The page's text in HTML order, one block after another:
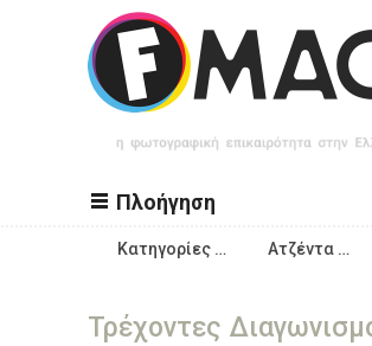
Παράκαμψη προς το κυρίως περιεχόμενο
Πλοήγηση
Κατηγορίες … Ατζέντα …
Τρέχοντες